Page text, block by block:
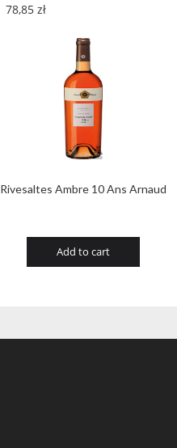
Rivesaltes Ambre 10 Ans Arnaud
78,85 zł
Add to cart